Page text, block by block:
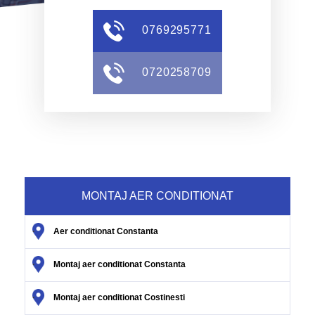
0769295771
0720258709
MONTAJ AER CONDITIONAT
. Aer conditionat Constanta
. Montaj aer conditionat Constanta
. Montaj aer conditionat Costinesti